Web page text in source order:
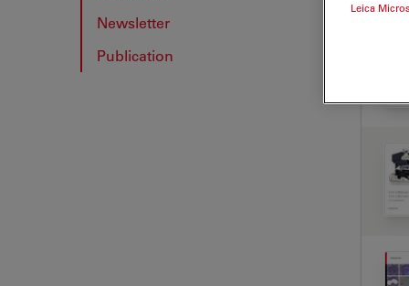
Newsletter
Publication
Leica